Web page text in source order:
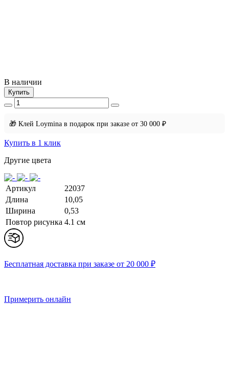
В наличии
Купить
🎁 Клей Loymina в подарок при заказе от 30 000 ₽
Купить в 1 клик
Другие цвета
Артикул
22037
Длина
10,05
Ширина
0,53
Повтор рисунка 4.1 cм
Бесплатная доставка при заказе от 20 000 ₽
Примерить онлайн